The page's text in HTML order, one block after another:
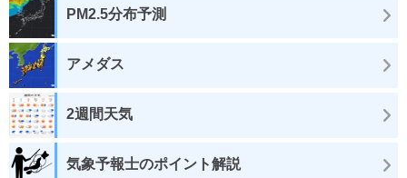
PM2.5分布予測
アメダス
2週間天気
気象予報士のポイント解説